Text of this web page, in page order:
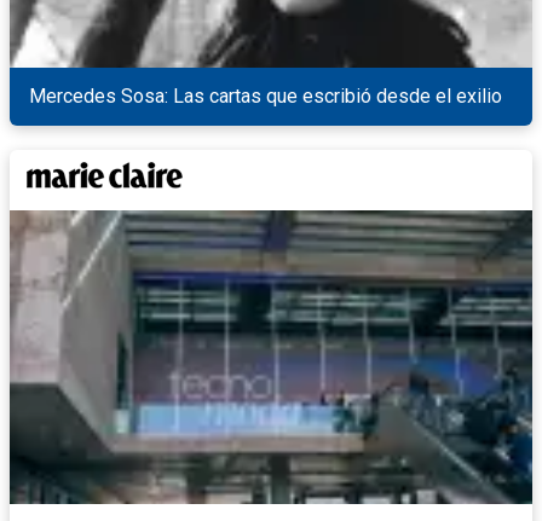
Mercedes Sosa: Las cartas que escribió desde el exilio